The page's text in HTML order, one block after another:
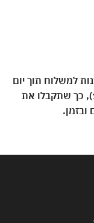
תוך יום
שנכנסו עד שעה 13:00), כך שתקבלו את